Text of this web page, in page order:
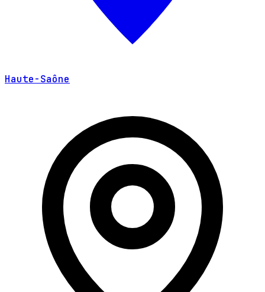
Haute-Saône